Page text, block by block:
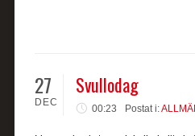
27
DEC
Svullodag
00:23 Postat i: